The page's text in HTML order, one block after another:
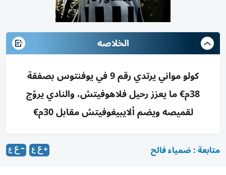
الخلاصه
كولو مواني يرتدي رقم 9 في يوفنتوس بصفقة
38م€ ما يعزز رحيل فلاهوفيتش، والنادي يروّج
لقميصه ويضم ألايبيغوفيتش مقابل 30م€
متابعة : ضمياء فالح